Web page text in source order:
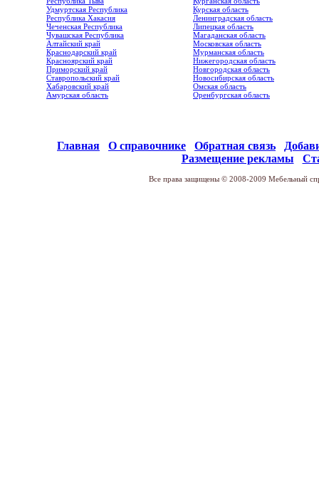
Удмуртская Республика
Республика Хакасия
Чеченская Республика
Чувашская Республика
Алтайский край
Краснодарский край
Красноярский край
Приморский край
Ставропольский край
Хабаровский край
Амурская область
Курская область
Ленинградская область
Липецкая область
Магаданская область
Московская область
Мурманская область
Нижегородская область
Новгородская область
Новосибирская область
Омская область
Оренбургская область
Главная О справочнике Обратная связь
Размещение рекламы
Все права защищены © 2008-2009 Мебельный